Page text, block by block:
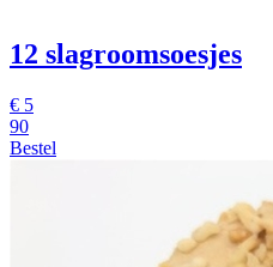
12 slagroomsoesjes
€ 5
90
Bestel